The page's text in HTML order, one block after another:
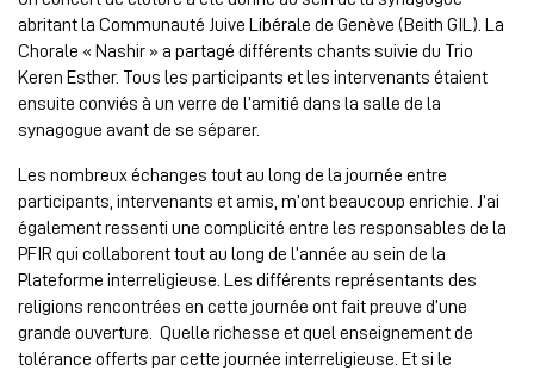
abritant la Communauté Juive Libérale de Genève (Beith GIL). La
Chorale « Nashir » a partagé différents chants suivie du Trio
Keren Esther. Tous les participants et les intervenants étaient
ensuite conviés à un verre de l’amitié dans la salle de la
synagogue avant de se séparer.
Les nombreux échanges tout au long de la journée entre
participants, intervenants et amis, m’ont beaucoup enrichie. J’ai
également ressenti une complicité entre les responsables de la
PFIR qui collaborent tout au long de l’année au sein de la
Plateforme interreligieuse. Les différents représentants des
religions rencontrées en cette journée ont fait preuve d’une
grande ouverture. Quelle richesse et quel enseignement de
tolérance offerts par cette journée interreligieuse. Et si le